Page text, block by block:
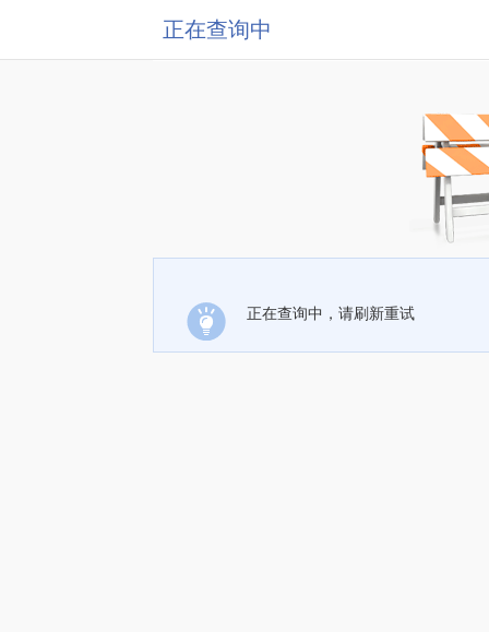
正在查询中
正在查询中，请刷新重试